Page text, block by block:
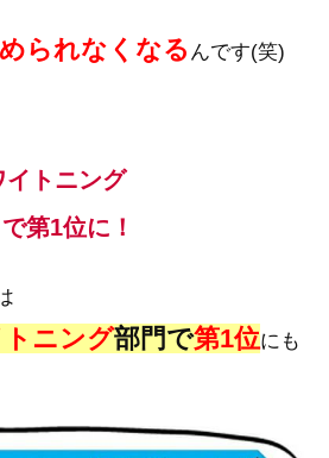
られなくなる んです(笑)
イトニング
第1位に！
ニング部門で第1位にも